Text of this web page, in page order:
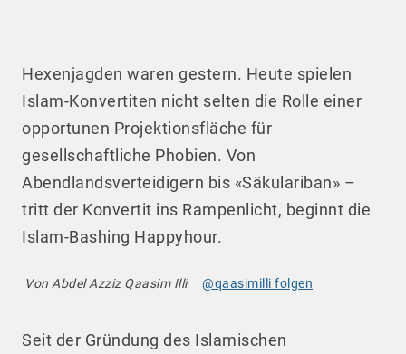
Hexenjagden waren gestern. Heute spielen
Islam-Konvertiten nicht selten die Rolle einer
opportunen Projektionsfläche für
gesellschaftliche Phobien. Von
Abendlandsverteidigern bis «Säkulariban» –
tritt der Konvertit ins Rampenlicht, beginnt die
Islam-Bashing Happyhour.
Von Abdel Azziz Qaasim Illi @qaasimilli folgen
Seit der Gründung des Islamischen